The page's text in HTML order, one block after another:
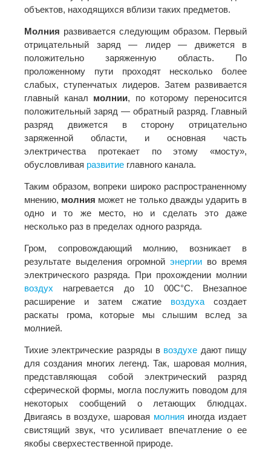
объектов, находящихся вблизи таких предметов.
Молния развивается следующим образом. Первый
отрицательный заряд — лидер — движется в
положительно заряженную область. По
проложенному пути проходят несколько более
слабых, ступенчатых лидеров. Затем развивается
главный канал молнии, по которому переносится
положительный заряд — обратный разряд. Главный
разряд движется в сторону отрицательно
заряженной области, и основная часть
электричества протекает по этому «мосту»,
обусловливая развитие главного канала.
Таким образом, вопреки широко распространенному
мнению, молния может не только дважды ударить в
одно и то же место, но и сделать это даже
несколько раз в пределах одного разряда.
Гром, сопровождающий молнию, возникает в
результате выделения огромной энергии во время
электрического разряда. При прохождении молнии
воздух нагревается до 10 00С°С. Внезапное
расширение и затем сжатие воздухасоздает
раскаты грома, которые мы слышим вслед за
молнией.
Тихие электрические разряды в воздухе дают пищу
для создания многих легенд. Так, шаровая молния,
представляющая собой электрический разряд
сферической формы, могла послужить поводом для
некоторых сообщений о летающих блюдцах.
Двигаясь в воздухе, шаровая молния иногда издает
свистящий звук, что усиливает впечатление о ее
якобы сверхестественной природе.